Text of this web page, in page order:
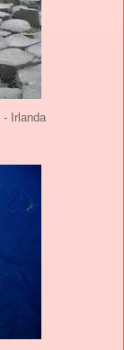
- Irlanda